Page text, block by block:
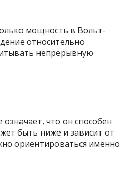
мощность в Вольт-
относительно
непрерывную
что он способен
быть ниже и зависит от
ориентироваться именно